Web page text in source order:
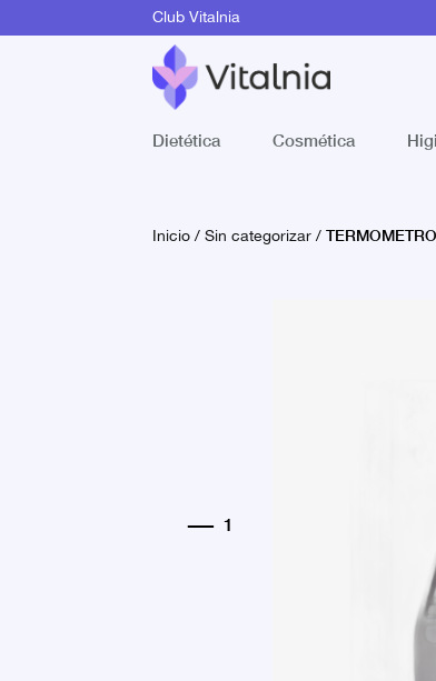
Club Vitalnia
Dietética Cosmética
Inicio/Sin categorizar/